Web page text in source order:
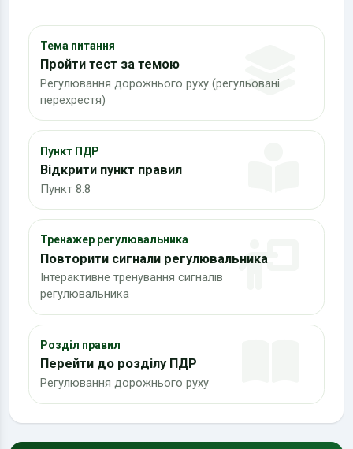
Тема питання
Пройти тест за темою
Регулювання дорожнього руху (регульовані
перехрестя)
Пункт ПДР
Відкрити пункт правил
Пункт 8.8
Тренажер регулювальника
Повторити сигнали регулювальника
Інтерактивне тренування сигналів
регулювальника
Розділ правил
Перейти до розділу ПДР
Регулювання дорожнього руху